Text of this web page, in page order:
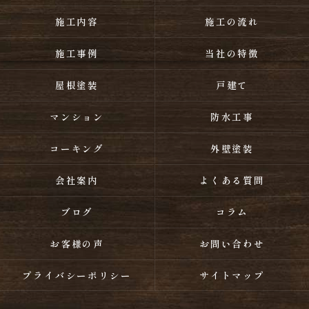
施工内容 施工の流れ
施工事例 当社の特徴
屋根塗装 戸建て
マンション 防水工事
コーキング 外壁塗装
会社案内 よくある質問
ブログ コラム
お客様の声 お問い合わせ
プライバシーポリシー サイトマップ